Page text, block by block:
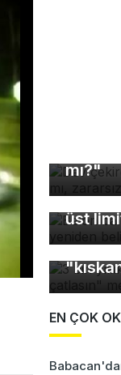
mı?"
Balon
üst
3 bin
EN ÇOK